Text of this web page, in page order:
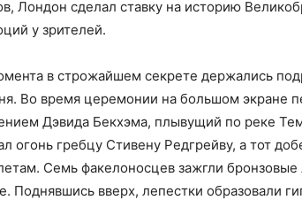
Лондон сделал ставку на историю
у зрителей.
в строжайшем секрете держались
Во время церемонии на большом экране
Дэвида Бекхэма, плывущий по реке
огонь гребцу Стивену Редгрейву, а тот
Семь факелоносцев зажгли бронзовые
Поднявшись вверх, лепестки образовали